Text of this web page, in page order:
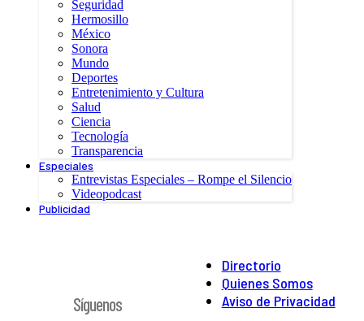
Seguridad
Hermosillo
México
Sonora
Mundo
Deportes
Entretenimiento y Cultura
Salud
Ciencia
Tecnología
Transparencia
Especiales
Entrevistas Especiales – Rompe el Silencio
Videopodcast
Publicidad
Directorio
Quienes Somos
Aviso de Privacidad
Síguenos